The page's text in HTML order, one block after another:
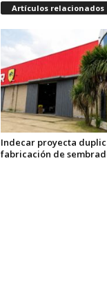
Artículos relacionados
Indecar proyecta
fabricación de